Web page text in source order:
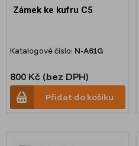
Zámek ke kufru C5
Katalogové číslo: N-A61G
800 Kč (bez DPH)
Přidat do košíku